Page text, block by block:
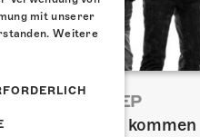
URIAH HEEP
2026 kommen
mit unserer
Weitere